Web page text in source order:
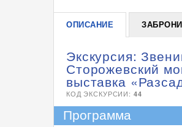
ОПИСАНИЕ
Экскурсия:
Сторожевский
выставка
КОД ЭКСКУРСИИ: 44
Программа